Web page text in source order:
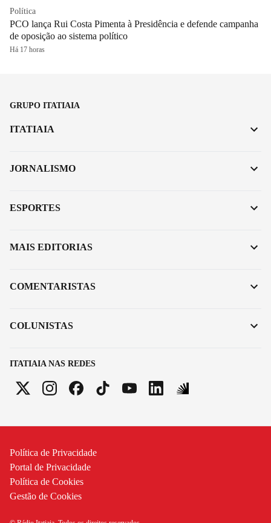
Política
PCO lança Rui Costa Pimenta à Presidência e defende campanha
de oposição ao sistema político
Há 17 horas
GRUPO ITATIAIA
ITATIAIA NAS REDES
ITATIAIA
JORNALISMO
ESPORTES
MAIS EDITORIAS
COMENTARISTAS
COLUNISTAS
Política de Privacidade
Portal de Privacidade
Política de Cookies
Gestão de Cookies